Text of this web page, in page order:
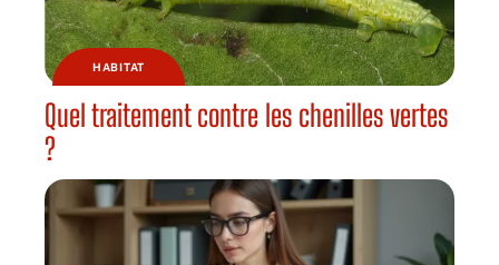
HABITAT
Quel traitement contre les chenilles vertes
?